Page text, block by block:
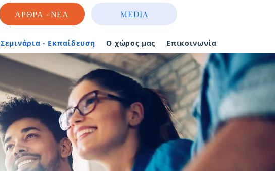
ΑΡΘΡΑ -ΝΕΑ MEDIA
Σεμινάρια - Εκπαίδευση Ο χώρος μας Επικοινωνία